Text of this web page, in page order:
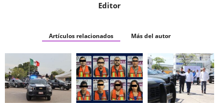
Editor
Artículos relacionados Más del autor